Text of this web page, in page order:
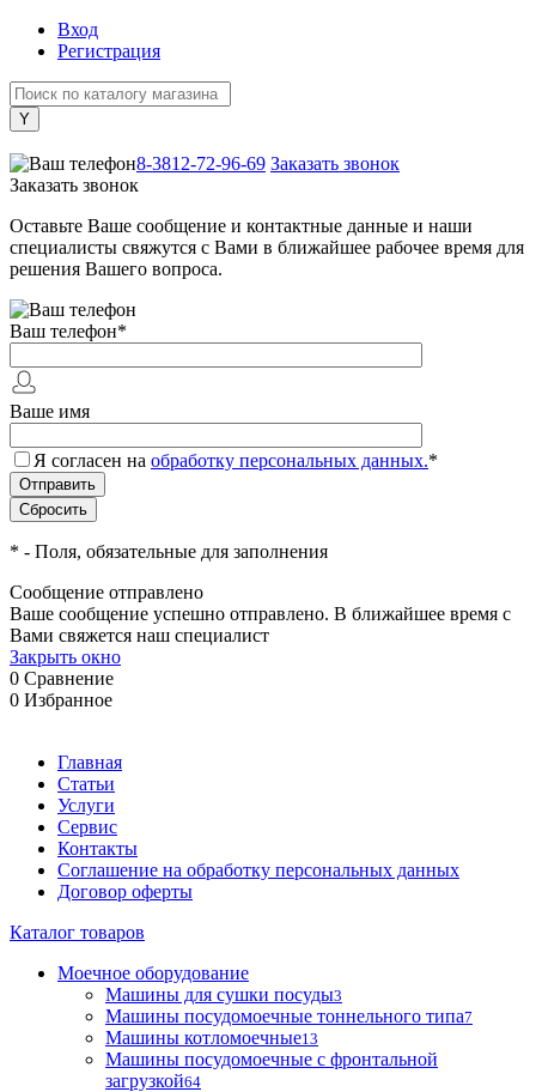
Вход
Регистрация
8-3812-72-96-69 Заказать звонок
Заказать звонок
Оставьте Ваше сообщение и контактные данные и наши
специалисты свяжутся с Вами в ближайшее рабочее время для
решения Вашего вопроса.
Ваш телефон*
Ваше имя
Я согласен на обработку персональных данных.*
* - Поля, обязательные для заполнения
Сообщение отправлено
Ваше сообщение успешно отправлено. В ближайшее время с
Вами свяжется наш специалист
Закрыть окно
0 Сравнение
0 Избранное
Главная
Статьи
Услуги
Сервис
Контакты
Соглашение на обработку персональных данных
Договор оферты
Каталог товаров
Моечное оборудование
Машины для сушки посуды3
Машины посудомоечные тоннельного типа7
Машины котломоечные13
Машины посудомоечные с фронтальной
загрузкой64